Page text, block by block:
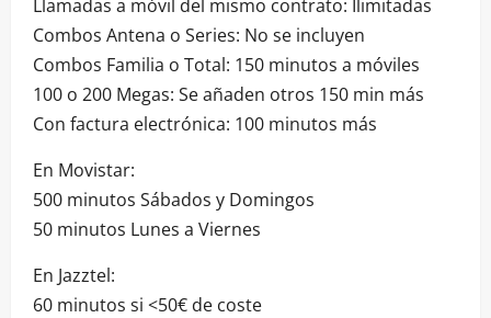
Llamadas a móvil del mismo contrato: Ilimitadas
Combos Antena o Series: No se incluyen
Combos Familia o Total: 150 minutos a móviles
100 o 200 Megas: Se añaden otros 150 min más
Con factura electrónica: 100 minutos más
En Movistar:
500 minutos Sábados y Domingos
50 minutos Lunes a Viernes
En Jazztel:
60 minutos si <50€ de coste